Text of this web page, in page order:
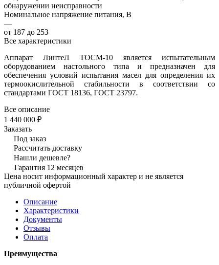
обнаружении неисправности
Номинальное напряжение питания, В
—
от 187 до 253
Все характеристики
Аппарат ЛинтеЛ ТОСМ-10 является испытательным
оборудованием настольного типа и предназначен для
обеспечения условий испытания масел для определения их
термоокислительной стабильности в соответствии со
стандартами ГОСТ 18136, ГОСТ 23797.
Все описание
1 440 000 ₽
Заказать
Под заказ
Рассчитать доставку
Нашли дешевле?
Гарантия 12 месяцев
Цена носит информационный характер и не является
публичной офертой
Описание
Характеристики
Документы
Отзывы
Оплата
Преимущества